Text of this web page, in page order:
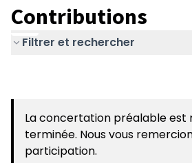
Contributions
Filtrer et rechercher
La concertation préalable est
terminée. Nous vous
participation.